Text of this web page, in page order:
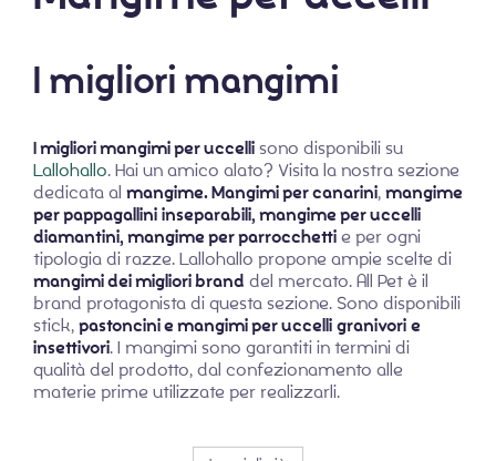
I migliori mangimi
I migliori mangimi per uccellisono disponibili su
Lallohallo. Hai un amico alato? Visita la nostra sezione
dedicata al mangime.Mangimi per canarini,mangime
per pappagalliniinseparabili, mangime per uccelli
diamantini, mangime per parrocchettie per ogni
tipologia di razze. Lallohallo propone ampie scelte di
mangimi dei migliori brand del mercato. All Pet è il
brand protagonista di questa sezione. Sono disponibili
stick,pastoncini e mangimi per uccelligranivorie
insettivori. I mangimi sono garantiti in termini di
qualità del prodotto, dal confezionamento alle
materie prime utilizzate per realizzarli.